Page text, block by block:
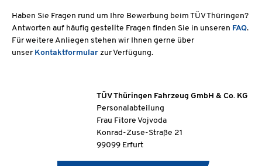
Haben Sie Fragen rund um Ihre Bewerbung beim TÜV Thüringen?
Antworten auf häufig gestellte Fragen finden Sie in unseren FAQ.
Für weitere Anliegen stehen wir Ihnen gerne über
unser Kontaktformular zur Verfügung.
TÜV Thüringen Fahrzeug GmbH & Co. KG
Personalabteilung
Frau Fitore Vojvoda
Konrad-Zuse-Straße 21
99099 Erfurt